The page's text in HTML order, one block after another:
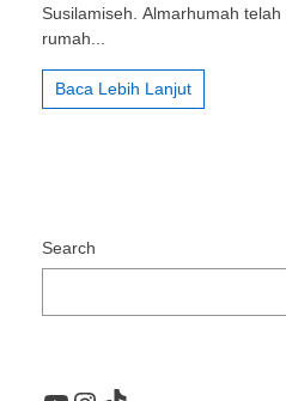
Susilamiseh. Almarhumah
rumah...
Baca Lebih Lanjut
Search